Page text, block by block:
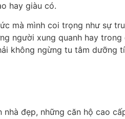
hay giàu có.
mà mình coi trọng như sự
người xung quanh hay
không ngừng tu tâm dưỡng
đẹp, những căn hộ cao